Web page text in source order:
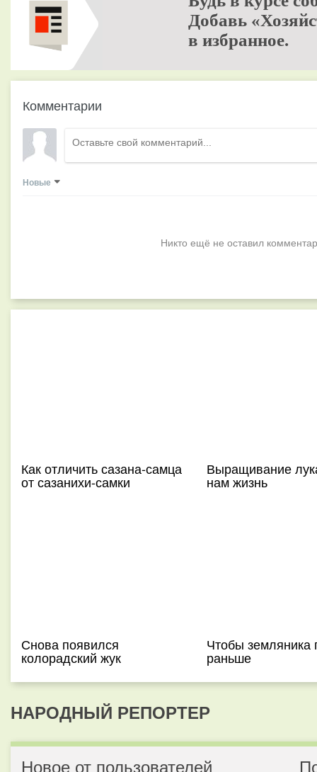
Добавь
в избранное.
Комментарии
Новые
Никто ещё не оставил
Как отличить сазана-самца
от сазанихи-самки
Выращивание
нам жизнь
Снова появился
колорадский жук
Чтобы земляника
раньше
НАРОДНЫЙ РЕПОРТЕР
Новое от пользователей